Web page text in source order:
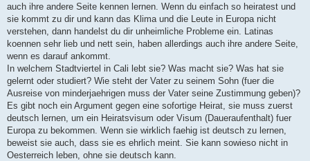
auch ihre andere Seite kennen lernen. Wenn du einfach so heiratest und
sie kommt zu dir und kann das Klima und die Leute in Europa nicht
verstehen, dann handelst du dir unheimliche Probleme ein. Latinas
koennen sehr lieb und nett sein, haben allerdings auch ihre andere Seite,
wenn es darauf ankommt.
In welchem Stadtviertel in Cali lebt sie? Was macht sie? Was hat sie
gelernt oder studiert? Wie steht der Vater zu seinem Sohn (fuer die
Ausreise von minderjaehrigen muss der Vater seine Zustimmung geben)?
Es gibt noch ein Argument gegen eine sofortige Heirat, sie muss zuerst
deutsch lernen, um ein Heiratsvisum oder Visum (Daueraufenthalt) fuer
Europa zu bekommen. Wenn sie wirklich faehig ist deutsch zu lernen,
beweist sie auch, dass sie es ehrlich meint. Sie kann sowieso nicht in
Oesterreich leben, ohne sie deutsch kann.